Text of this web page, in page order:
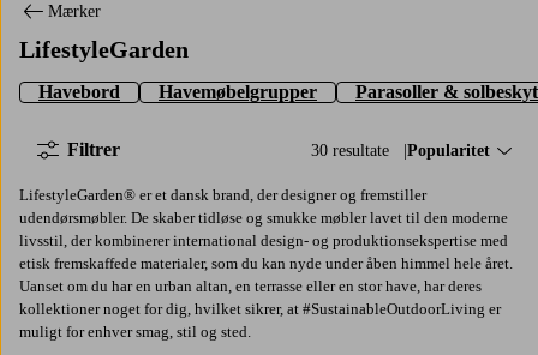
Mærker
LifestyleGarden
Havebord Havemøbelgrupper Parasoller &
30 resultate Sorter efter:
Popularitet
Filtrer
LifestyleGarden® er et dansk brand, der designer og fremstiller
udendørsmøbler. De skaber tidløse og smukke møbler lavet til den moderne
livsstil, der kombinerer international design- og produktionsekspertise med
etisk fremskaffede materialer, som du kan nyde under åben himmel hele året.
Uanset om du har en urban altan, en terrasse eller en stor have, har deres
kollektioner noget for dig, hvilket sikrer, at #SustainableOutdoorLiving er
muligt for enhver smag, stil og sted.